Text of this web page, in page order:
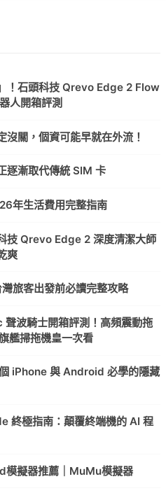
！石頭科技 Qrevo Edge 2 Flow
人開箱評測
關，個資可能早就在外流！
逐漸取代傳統 SIM 卡
年生活費用完整指南
技 Qrevo Edge 2 深度清潔大師
爽
旅客出發前必讀完整攻略
波騎士開箱評測！高頻震動拖
艦掃拖機皇一次看
iPhone 與 Android 必學的隱藏
終極指南：顛覆終端機的 AI 程
模擬器推薦｜MuMu模擬器